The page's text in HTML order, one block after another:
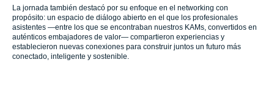
La jornada también destacó por su enfoque en el networking con
propósito: un espacio de diálogo abierto en el que los profesionales
asistentes —entre los que se encontraban nuestros KAMs, convertidos en
auténticos embajadores de valor— compartieron experiencias y
establecieron nuevas conexiones para construir juntos un futuro más
conectado, inteligente y sostenible.